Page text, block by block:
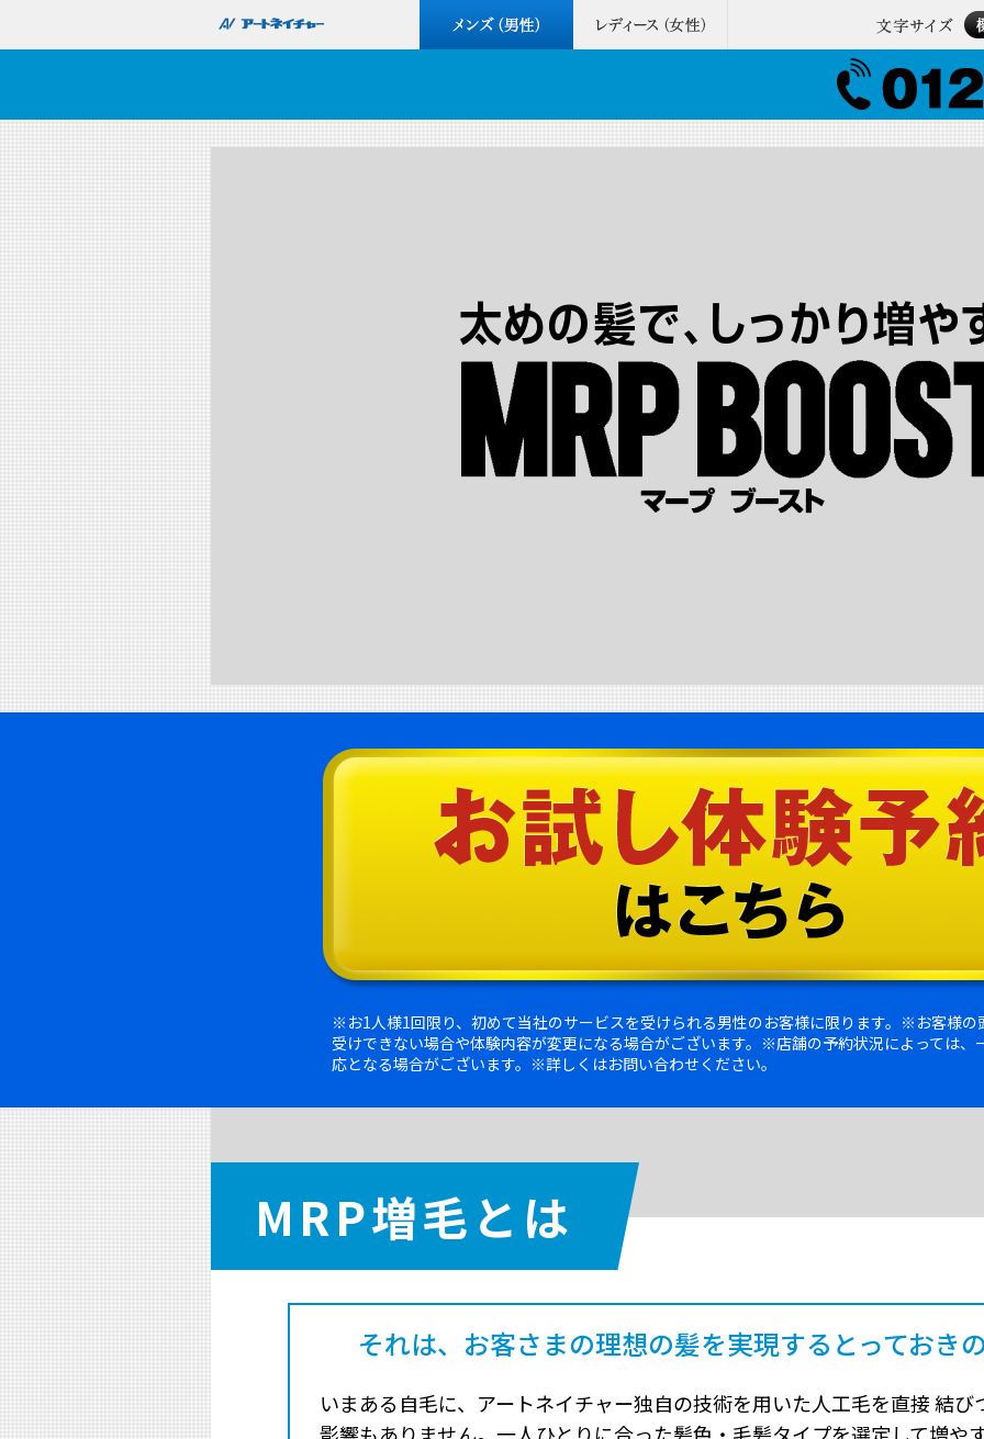
※お1人様1回限り、初めて当社のサービスを受けられる男性のお客様に限ります。※お客様の
受けできない場合や体験内容が変更になる場合がございます。※店舗の予約状況によっては、
応となる場合がございます。※詳しくはお問い合わせください。
MRP増毛とは
それは、お客さまの理想の髪を実現するとっておき
いまある自毛に、アートネイチャー独自の技術を用いた人工毛を直接 結